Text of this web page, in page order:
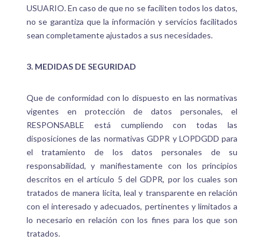
USUARIO. En caso de que no se faciliten todos los datos,
no se garantiza que la información y servicios facilitados
sean completamente ajustados a sus necesidades.
3. MEDIDAS DE SEGURIDAD
Que de conformidad con lo dispuesto en las normativas
vigentes en protección de datos personales, el
RESPONSABLE está cumpliendo con todas las
disposiciones de las normativas GDPR y LOPDGDD para
el tratamiento de los datos personales de su
responsabilidad, y manifiestamente con los principios
descritos en el artículo 5 del GDPR, por los cuales son
tratados de manera lícita, leal y transparente en relación
con el interesado y adecuados, pertinentes y limitados a
lo necesario en relación con los fines para los que son
tratados.